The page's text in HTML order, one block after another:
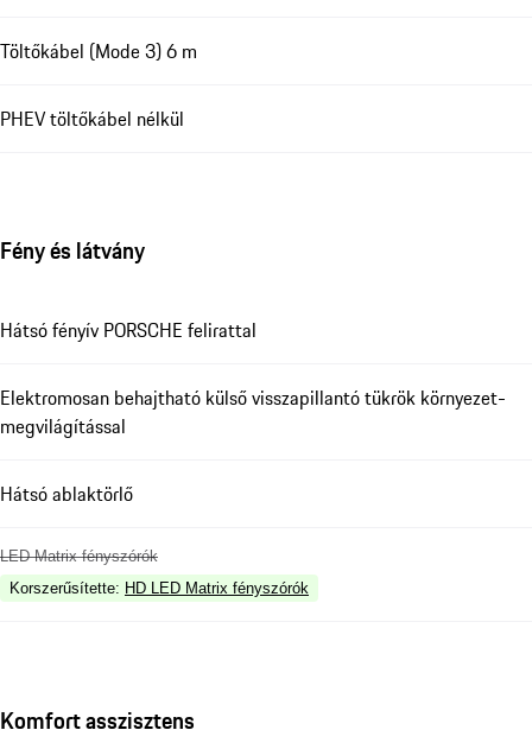
Töltőkábel (Mode 3) 6 m
PHEV töltőkábel nélkül
Fény és látvány
Hátsó fényív PORSCHE felirattal
Elektromosan behajtható külső visszapillantó tükrök környezet-
megvilágítással
Hátsó ablaktörlő
LED Matrix fényszórók
Korszerűsítette: HD LED Matrix fényszórók
Komfort asszisztens